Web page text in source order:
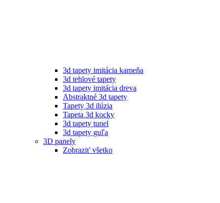
3d tapety imitácia kameňa
3d tehlové tapety
3d tapety imitácia dreva
Abstraktné 3d tapety
Tapety 3d ilúzia
Tapeta 3d kocky
3d tapety tunel
3d tapety guľa
3D panely
Zobraziť všetko